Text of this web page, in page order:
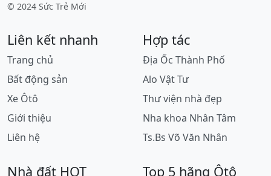
© 2024 Sức Trẻ Mới
Liên kết nhanh
Trang chủ
Bất động sản
Xe Ôtô
Giới thiệu
Liên hệ
Hợp tác
Địa Ốc Thành Phố
Alo Vật Tư
Thư viện nhà đẹp
Nha khoa Nhân Tâm
Ts.Bs Võ Văn Nhân
Nhà đất HOT Top 5 hãng Ôtô